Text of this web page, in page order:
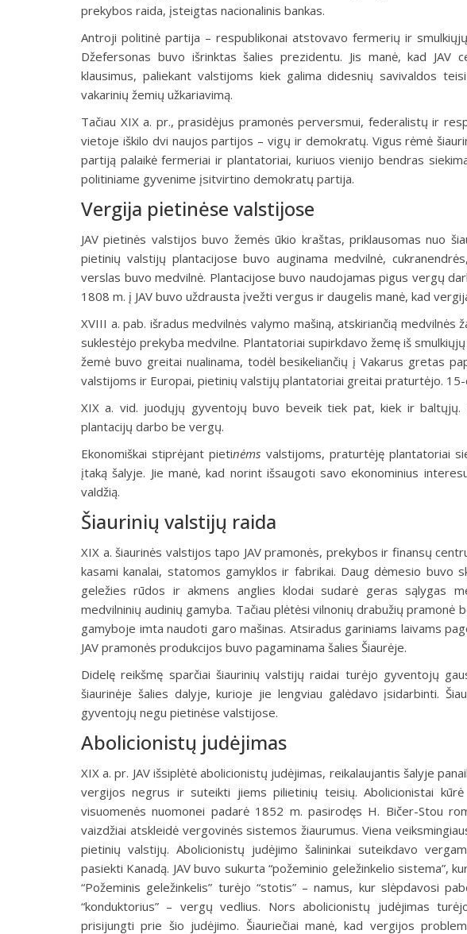
prekybos raida, įsteigtas nacionalinis bankas.
Antroji politinė partija – respublikonai atstovavo fermerių ir
Džefersonas buvo išrinktas šalies prezidentu. Jis manė, kad
klausimus, paliekant valstijoms kiek galima didesnių savivaldos
vakarinių žemių užkariavimą.
Tačiau XIX a. pr., prasidėjus pramonės perversmui, federalistų ir
vietoje iškilo dvi naujos parti­jos – vigų ir demokratų. Vigus rėmė
partiją palaikė fermeriai ir plantatoriai, kuriuos vienijo bendras
politinia­me gyvenime įsitvirtino demokratų partija.
Vergija pietinėse valstijose
JAV pietinės valstijos buvo žemės ūkio kraštas, priklausomas nuo
pietinių valstijų plantacijose bu­vo auginama medvilnė,
verslas buvo medvilnė. Plantacijose buvo naudojamas pigus vergų
1808 m. į JAV buvo uždrausta įvežti vergus ir daugelis manė, kad
XVIII a. pab. išradus medvilnės valymo mašiną, atskiriančią
suklestėjo prekyba med­vilne. Plantatoriai supirkdavo žemę iš
že­mė buvo greitai nualinama, to­dėl besikeliančių į Vakarus gre­tas
valstijoms ir Europai, pietinių valstijų plantatoriai greitai pra­turtėjo.
XIX a. vid. juodųjų gyventojų buvo beveik tiek pat, kiek ir baltųjų.
plantacijų darbo be vergų.
Ekonomiškai stiprėjant pietinėms valstijoms, praturtėję plantatoriai
įtaką šalyje. Jie manė, kad norint išsaugoti savo ekonomi­nius
valdžią.
Šiaurinių valstijų raida
XIX a. šiaurinės valstijos tapo JAV pramonės, prekybos ir finansų
kasami kanalai, statomos ga­myklos ir fabrikai. Daug dėmesio buvo
geležies rūdos ir akmens anglies klodai sudarė geras sąlygas
medvilninių audinių gamy­ba. Tačiau plėtėsi vilnonių drabužių
gamyboje imta naudoti garo mašinas. Atsiradus gari­niams laivams
JAV pramonės produkcijos buvo pagaminama šalies Šiaurėje.
Didelę reikšmę sparčiai šiaurinių valstijų raidai turėjo gyventojų
šiaurinėje šalies dalyje, kurio­je jie lengviau galėdavo įsidarbinti.
gyventojų negu pietinėse valstijose.
Abolicionistų judėjimas
XIX a. pr. JAV išsiplėtė abolicionistų judėjimas, reikalaujantis šalyje
vergijos negrus ir suteikti jiems pilietinių teisių. Abolicionistai
visuomenės nuomonei padarė 1852 m. pasirodęs H. Bičer-Stou
vaizdžiai atskleidė vergovinės sistemos žiaurumus. Viena
pietinių valstijų. Abolicionistų judėjimo šalininkai suteikdavo
pasiekti Kanadą. JAV buvo sukurta “požeminio geležinkelio sistema”,
“Požeminis geležinkelis” turėjo “stotis” – namus, kur slėpdavosi
“konduktorius” – vergų vedlius. Nors abolicionistų judėjimas
prisijungti prie šio judėjimo. Šiauriečiai manė, kad vergijos